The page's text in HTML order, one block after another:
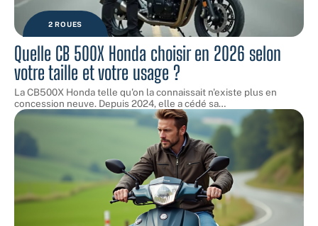
2 ROUES
Quelle CB 500X Honda choisir en 2026 selon
votre taille et votre usage ?
La CB500X Honda telle qu'on la connaissait n'existe plus en
concession neuve. Depuis 2024, elle a cédé sa…